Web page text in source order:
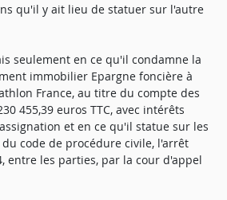
qu'il y ait lieu de statuer sur l'autre
seulement en ce qu'il condamne la
immobilier Epargne foncière à
France, au titre du compte des
455,39 euros TTC, avec intérêts
et en ce qu'il statue sur les
code de procédure civile, l'arrêt
entre les parties, par la cour d'appel